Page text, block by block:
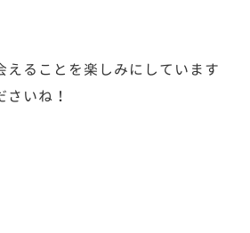
ることを楽しみにしています
いね！